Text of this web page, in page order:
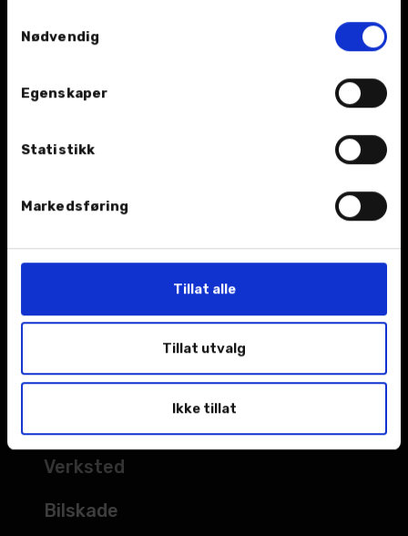
Nødvendig
Egenskaper
Statistikk
Markedsføring
Tillat alle
Tillat utvalg
Ikke tillat
BIL
Kampanjer
Verksted
Bilskade